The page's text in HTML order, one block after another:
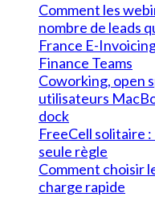
Comment les
nombre de leads
France E-
Finance Teams
Coworking, open
utilisateurs
dock
FreeCell solitaire
seule règle
Comment choisir
charge rapide